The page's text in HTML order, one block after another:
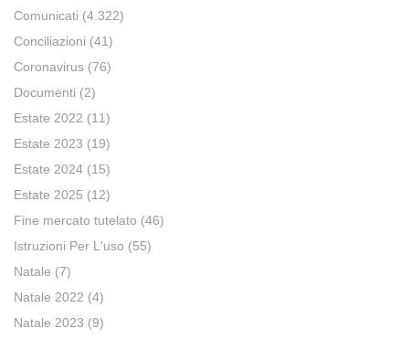
Comunicati (4.322)
Conciliazioni (41)
Coronavirus (76)
Documenti (2)
Estate 2022 (11)
Estate 2023 (19)
Estate 2024 (15)
Estate 2025 (12)
Fine mercato tutelato (46)
Istruzioni Per L'uso (55)
Natale (7)
Natale 2022 (4)
Natale 2023 (9)